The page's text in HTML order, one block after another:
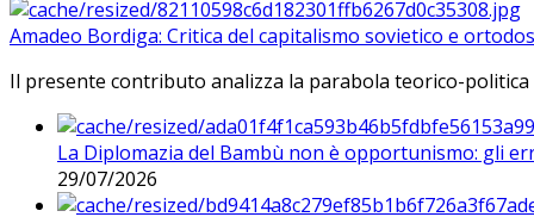
Amadeo Bordiga: Critica del capitalismo sovietico e
Il presente contributo analizza la parabola teorico-
La Diplomazia del Bambù non è opportunismo: gli
29/07/2026